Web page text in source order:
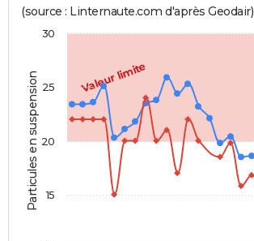
Valeur limite
Particules en suspension
(source : Linternaute.com d'après Geodair)
15
20
25
30